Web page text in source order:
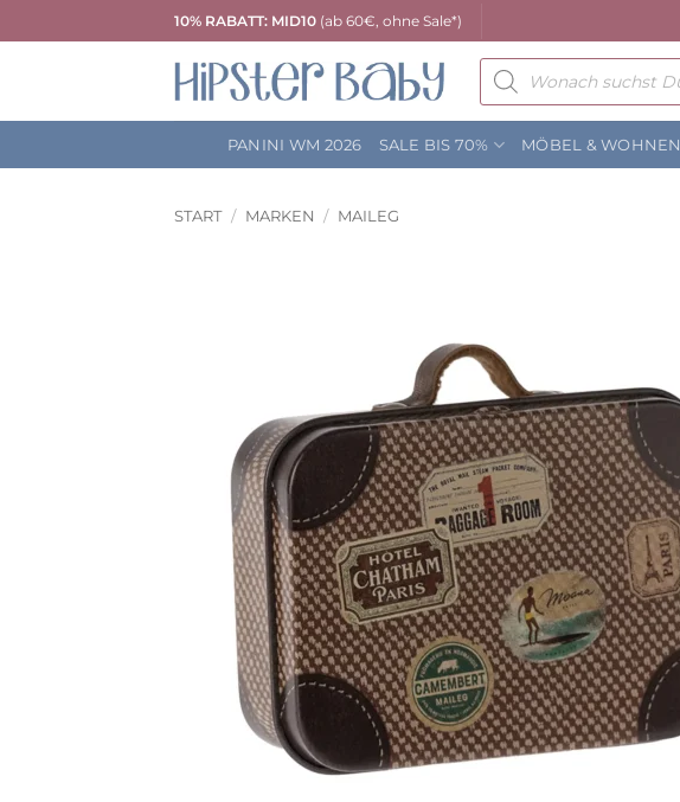
Inhalt
10% RABATT: MID10 (ab 60€, ohne Sale*)
Products
search
PANINI WM 2026 SALE BIS 70% MÖBEL & WOHNEN
START / MARKEN / MAILEG